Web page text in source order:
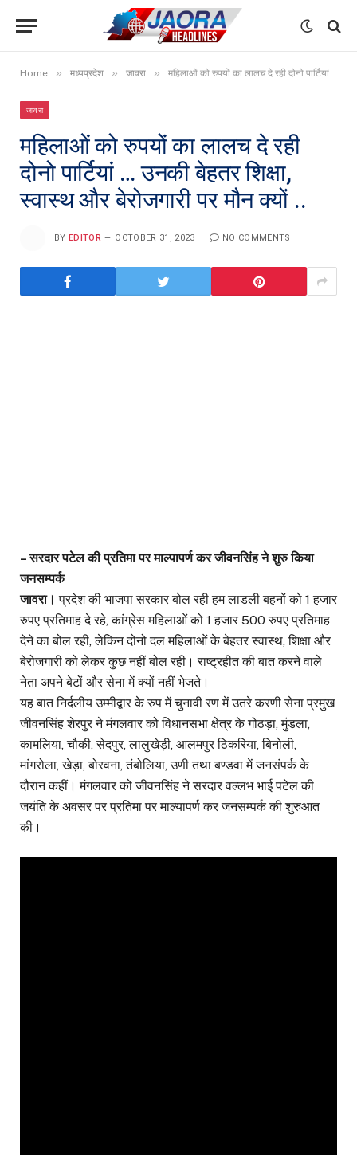
Home » मध्यप्रदेश » जावरा » महिलाओं को रुपयों का लालच दे रही दोनो पार्टियां … उनकी बेहतर शिक्षा, स्वास्थ और बेरोजगारी पर मौन क्यों ..
जावरा
महिलाओं को रुपयों का लालच दे रही
दोनो पार्टियां … उनकी बेहतर शिक्षा,
स्वास्थ और बेरोजगारी पर मौन क्यों ..
BY EDITOR OCTOBER 31, 2023 NO COMMENTS
– सरदार पटेल की प्रतिमा पर माल्पापर्ण कर जीवनसिंह ने शुरु किया
जनसम्पर्क
जावरा। प्रदेश की भाजपा सरकार बोल रही हम लाडली बहनों को 1 हजार
रुपए प्रतिमाह दे रहे, कांग्रेस महिलाओं को 1 हजार 500 रुपए प्रतिमाह
देने का बोल रही, लेकिन दोनो दल महिलाओं के बेहतर स्वास्थ, शिक्षा और
बेरोजगारी को लेकर कुछ नहीं बोल रही। राष्ट्रहीत की बात करने वाले
नेता अपने बेटों और सेना में क्यों नहीं भेजते।
यह बात निर्दलीय उम्मीद्वार के रुप में चुनावी रण में उतरे करणी सेना प्रमुख
जीवनसिंह शेरपुर ने मंगलवार को विधानसभा क्षेत्र के गोठड़ा, मुंडला,
कामलिया, चौकी, सेदपुर, लालुखेड़ी, आलमपुर ठिकरिया, बिनोली,
मांगरोला, खेड़ा, बोरवना, तंबोलिया, उणी तथा बण्डवा में जनसंपर्क के
दौरान कहीं। मंगलवार को जीवनसिंह ने सरदार वल्लभ भाई पटेल की
जयंति के अवसर पर प्रतिमा पर माल्यापर्ण कर जनसम्पर्क की शुरुआत
की।